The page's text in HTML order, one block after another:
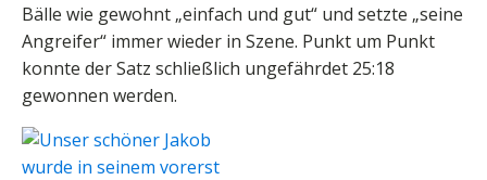
Bälle wie gewohnt „einfach und gut“ und setzte „seine
Angreifer“ immer wieder in Szene. Punkt um Punkt
konnte der Satz schließlich ungefährdet 25:18
gewonnen werden.